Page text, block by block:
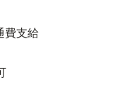
費支給